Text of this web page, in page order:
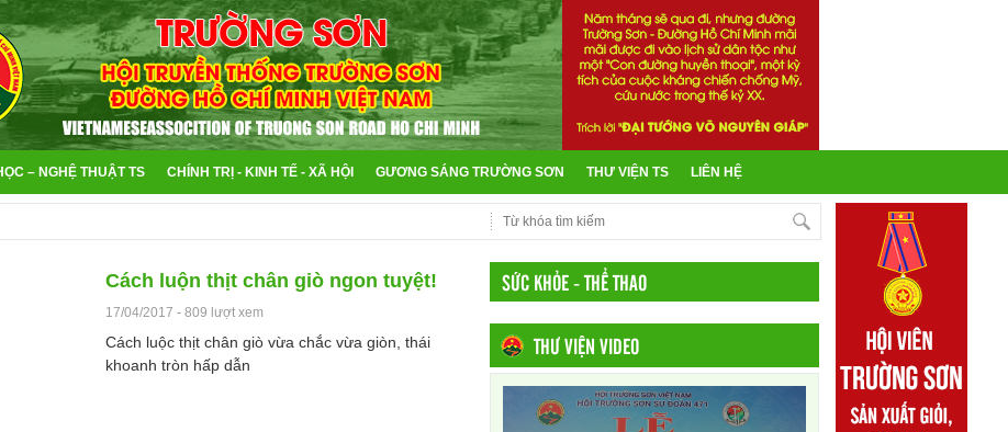
– NGHỆ THUẬT TS CHÍNH TRỊ - KINH TẾ - XÃ HỘI GƯƠNG SÁNG TRƯỜNG SƠN THƯ VIỆN TS LIÊN HỆ
Cách luộn thịt chân giò ngon tuyệt!
17/04/2017 - 809 lượt xem
Cách luộc thịt chân giò vừa chắc vừa giòn, thái
khoanh tròn hấp dẫn
SỨC KHỎE - THỂ THAO
THƯ VIỆN VIDEO